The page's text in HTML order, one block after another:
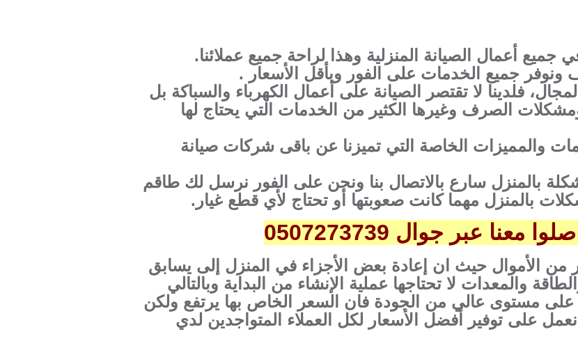
جميع أعمال الصيانة المنزلية وهذا لراحة جميع عملائنا.
ونوفر جميع الخدمات على الفور وبأقل الأسعار .
فلدينا لا تقتصر الصيانة على أعمال الكهرباء والسباكة بل
الصرف وغيرها الكثير من الخدمات التي يحتاج لها
والمميزات الخاصة التي تميزنا عن باقى شركات صيانة
بالمنزل سارع بالاتصال بنا ونحن على الفور نرسل لك طاقم
بالمنزل مهما كانت صعوبتها أو تحتاج لأي قطع غيار.
معنا عبر جوال 0507273739
من الأموال حيث ان إعادة بعض الأجزاء في المنزل إلى يسابق
والمعدات لا تحتاجها عملية الإنشاء من البداية وبالتالي
مستوى عالي من الجودة فان السعر الخاص بها يرتفع ولكن
على توفير أفضل الأسعار لكل العملاء المتواجدين لدي